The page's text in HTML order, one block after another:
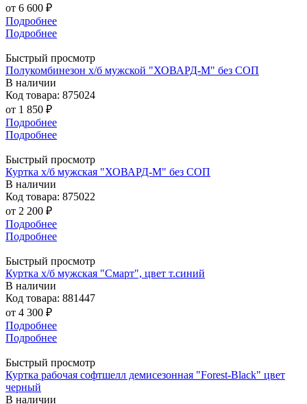
от 6 600 ₽
Подробнее
Подробнее
Быстрый просмотр
Полукомбинезон х/б мужской "ХОВАРД-М" без СОП
В наличии
Код товара: 875024
от 1 850 ₽
Подробнее
Подробнее
Быстрый просмотр
Куртка х/б мужская "ХОВАРД-М" без СОП
В наличии
Код товара: 875022
от 2 200 ₽
Подробнее
Подробнее
Быстрый просмотр
Куртка х/б мужская "Смарт", цвет т.синий
В наличии
Код товара: 881447
от 4 300 ₽
Подробнее
Подробнее
Быстрый просмотр
Куртка рабочая софтшелл демисезонная "Forest-Black" цвет
черный
В наличии